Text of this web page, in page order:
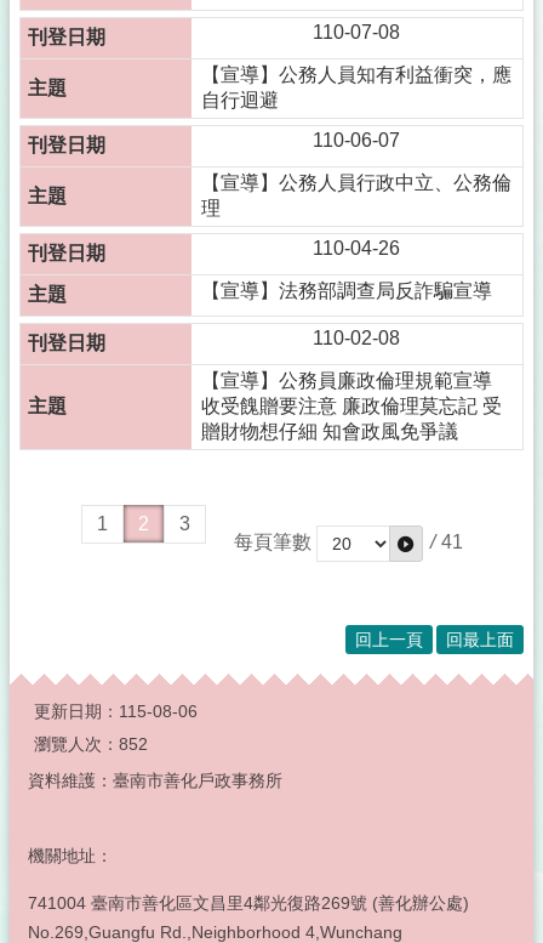
110-07-08
【宣導】公務人員知有利益衝突，應
自行迴避
110-06-07
【宣導】公務人員行政中立、公務倫
理
110-04-26
【宣導】法務部調查局反詐騙宣導
110-02-08
【宣導】公務員廉政倫理規範宣導
收受餽贈要注意 廉政倫理莫忘記 受
贈財物想仔細 知會政風免爭議
1 2
3
每頁筆數
/ 41
回上一頁 回最上面
:::
更新日期： 115-08-06
瀏覽人次： 852
資料維護：臺南市善化戶政事務所
機關地址：
741004 臺南市善化區文昌里4鄰光復路269號 (善化辦公處)
No.269,Guangfu Rd.,Neighborhood 4,Wunchang